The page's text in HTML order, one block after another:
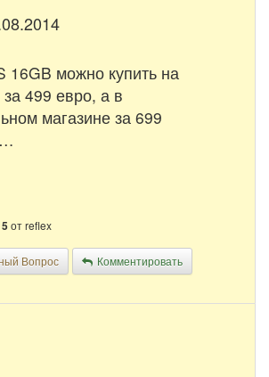
16GB можно купить на
499 евро, а в
магазине за 699
отreflex
Вопрос Комментировать